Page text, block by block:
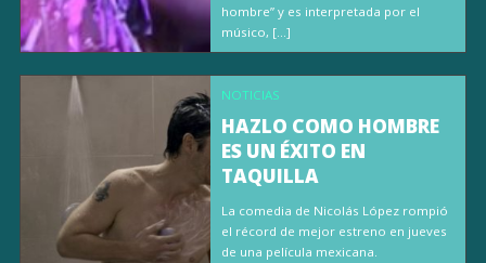
hombre” y es interpretada por el
músico, […]
NOTICIAS
HAZLO COMO HOMBRE
ES UN ÉXITO EN
TAQUILLA
La comedia de Nicolás López rompió
el récord de mejor estreno en jueves
de una película mexicana.